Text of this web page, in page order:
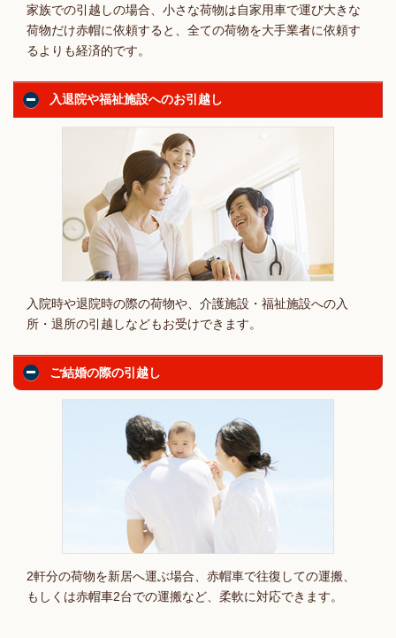
家族での引越しの場合、小さな荷物は自家用車で運び大きな
荷物だけ赤帽に依頼すると、全ての荷物を大手業者に依頼す
るよりも経済的です。
入退院や福祉施設へのお引越し
入院時や退院時の際の荷物や、介護施設・福祉施設への入
所・退所の引越しなどもお受けできます。
ご結婚の際の引越し
2軒分の荷物を新居へ運ぶ場合、赤帽車で往復しての運搬、
もしくは赤帽車2台での運搬など、柔軟に対応できます。